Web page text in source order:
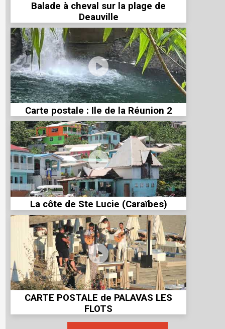
Balade à cheval sur la plage de
Deauville
Carte postale : Ile de la Réunion 2
La côte de Ste Lucie (Caraïbes)
CARTE POSTALE de PALAVAS LES
FLOTS